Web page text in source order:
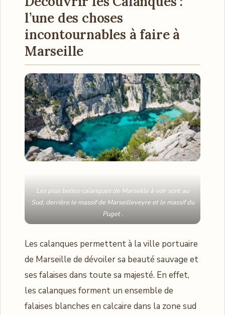
l’une des choses
incontournables à faire à
Marseille
Les plus belles calanques de Marseille à voir sont au
Sud, derrière le massif de Marseilleveyre et le massif du
Puget .
Les calanques permettent à la ville portuaire
de Marseille de dévoiler sa beauté sauvage et
ses falaises dans toute sa majesté. En effet,
les calanques forment un ensemble de
falaises blanches en calcaire dans la zone sud